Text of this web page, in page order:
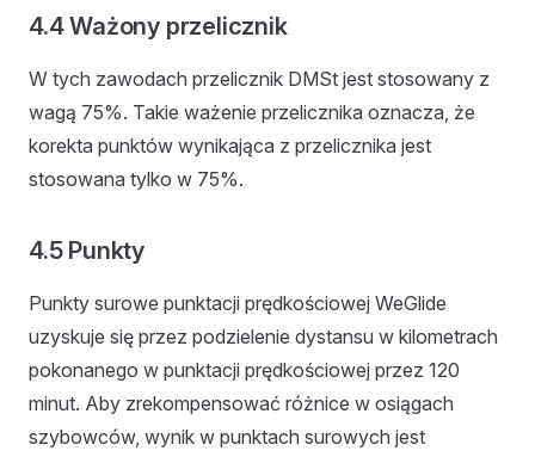
4.4 Ważony przelicznik
W tych zawodach przelicznik DMSt jest stosowany z
wagą 75%. Takie ważenie przelicznika oznacza, że
korekta punktów wynikająca z przelicznika jest
stosowana tylko w 75%.
4.5 Punkty
Punkty surowe punktacji prędkościowej WeGlide
uzyskuje się przez podzielenie dystansu w kilometrach
pokonanego w punktacji prędkościowej przez 120
minut. Aby zrekompensować różnice w osiągach
szybowców, wynik w punktach surowych jest